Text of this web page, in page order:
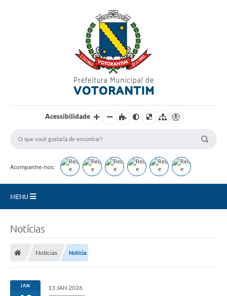
Acessibilidade
Acompanhe-nos:
MENU
Carta de Serviços
Vagas PAT
Notícias
Notícias Notícia
JAN 13 JAN 2026